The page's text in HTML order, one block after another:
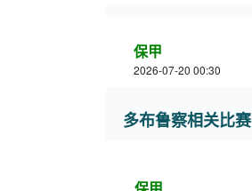
保甲
2026-07-20 00:30
多布鲁察相关比赛